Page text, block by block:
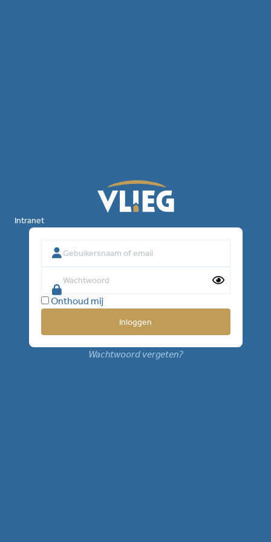
Intranet
Onthoud mij
Wachtwoord vergeten?